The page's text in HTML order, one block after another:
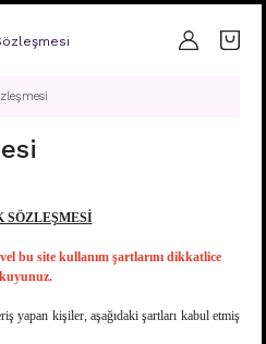
SÖZLEŞMESİ
bu site kullanım şartlarını dikkatlice
yapan kişiler, aşağıdaki şartları kabul etmiş